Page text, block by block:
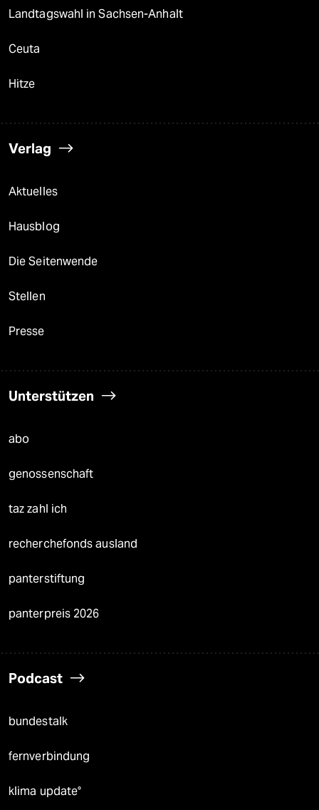
Landtagswahl in Sachsen-Anhalt
Ceuta
Hitze
Verlag
Aktuelles
Hausblog
Die Seitenwende
Stellen
Presse
Unterstützen
abo
genossenschaft
taz zahl ich
recherchefonds ausland
panterstiftung
panterpreis 2026
Podcast
bundestalk
fernverbindung
klima update°